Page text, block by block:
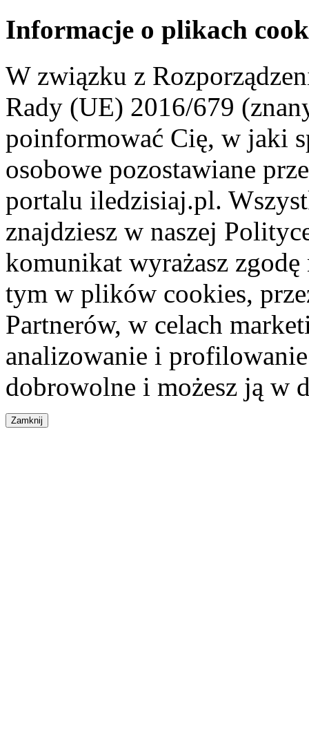
Informacje o plikach
W związku z
Rady (UE) 2016/679
poinformować Cię, w jaki
osobowe pozostawiane
portalu iledzisiaj.pl.
znajdziesz w naszej
komunikat wyrażasz
tym w plików cookies,
Partnerów, w celach
analizowanie i
dobrowolne i możesz ją w